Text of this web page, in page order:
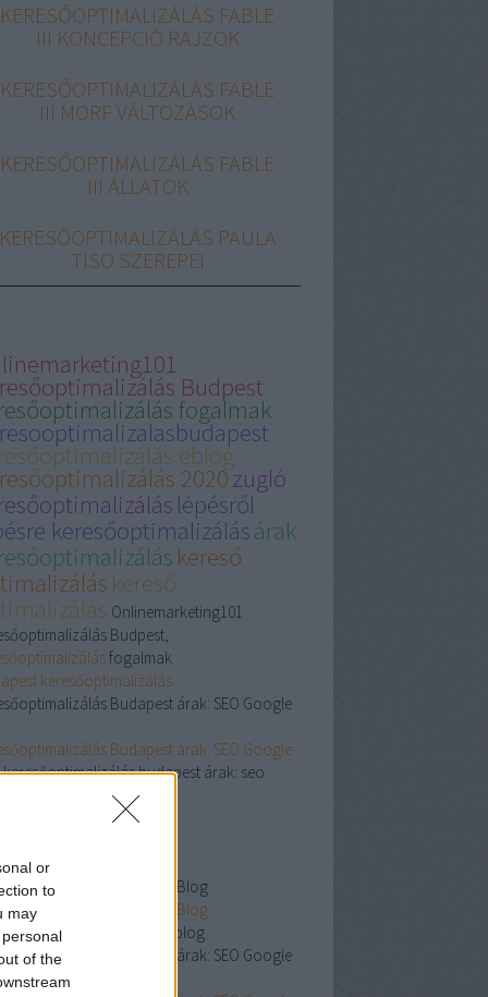
or
to
may
of the
KERESŐOPTIMALIZÁLÁS FABLE
III KONCEPCIÓ RAJZOK
KERESŐOPTIMALIZÁLÁS FABLE
III MORF VÁLTOZÁSOK
KERESŐOPTIMALIZÁLÁS FABLE
III ÁLLATOK
KERESŐOPTIMALIZÁLÁS PAULA
TISO SZEREPEI
Budpest
fogalmak
eblog
2020zugló
lépésről
keresőoptimalizálásárak
kereső
kereső
Onlinemarketing101
Budpest,
fogalmak
keresőoptimalizálás
Budapest árak: SEO Google
Budapest árak: SEO Google
keresőoptimalizálás budapest árak: seo
SEO Blog
seo blog
Budapest Blog
Budapest Blog
budapest blog
Budapest árak: SEO Google